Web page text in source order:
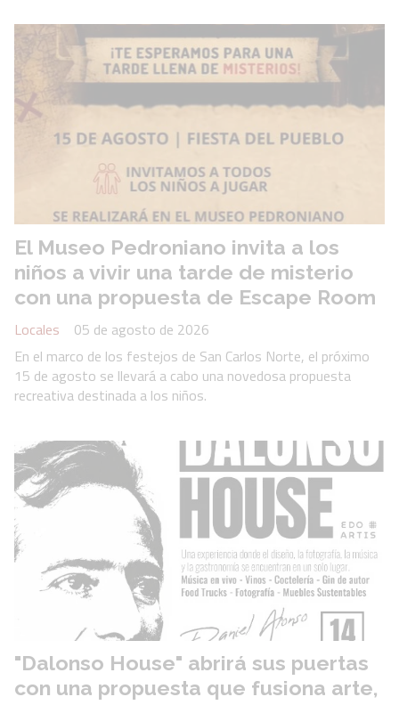
El Museo Pedroniano invita a los
niños a vivir una tarde de misterio
con una propuesta de Escape Room
Locales
05 de agosto de 2026
En el marco de los festejos de San Carlos Norte, el próximo
15 de agosto se llevará a cabo una novedosa propuesta
recreativa destinada a los niños.
"Dalonso House" abrirá sus puertas
con una propuesta que fusiona arte,